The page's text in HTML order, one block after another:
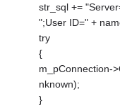
str_sql +=
";User ID=" +
try
{
m_pConnection-
nknown);
}